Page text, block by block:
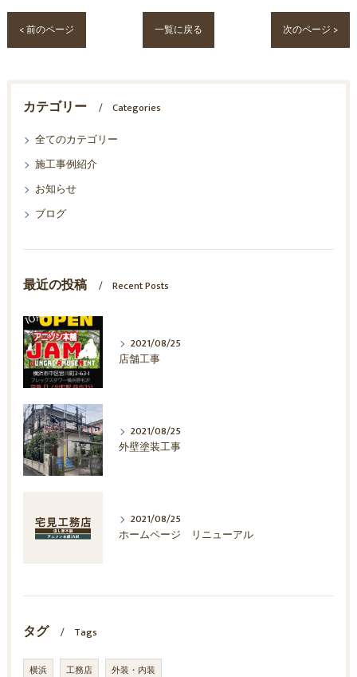
< 前のページ 一覧に戻る 次のページ >
カテゴリー
Categories
全てのカテゴリー
施工事例紹介
お知らせ
ブログ
最近の投稿 Recent Posts
2021/08/25
店舗工事
2021/08/25
外壁塗装工事
2021/08/25
ホームページ リニューアル
タグ Tags
横浜 工務店 外装・内装